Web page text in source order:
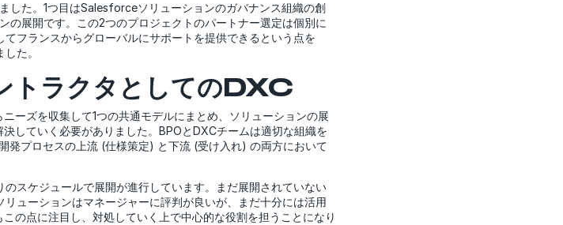
した。1つ目はSalesforceソリューションのガバナンス組織の創
の展開です。この2つのプロジェクトのパートナー選定は個別に
フランスからグローバルにサポートを提供できるという点を
た。
トラクタとしてのDXC
ーズを収集して1つの共通モデルにまとめ、ソリューションの展
していく必要がありました。BPOとDXCチームは適切な組織を
発プロセスの上流 (仕様策定) と下流 (受け入れ) の両方において
スケジュールで展開が進行しています。まだ展開されていない
ューションはマネージャーに評判が良いが、まだ十分には活用
の点に注目し、対処していく上で中心的な役割を担うことになり